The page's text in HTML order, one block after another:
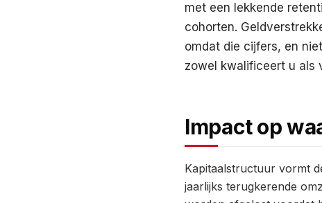
met een lekkende
cohorten.
omdat die cijfers, en
zowel kwalificeert u als
Impact op
Kapitaalstructuur vormt
jaarlijks terugkerende